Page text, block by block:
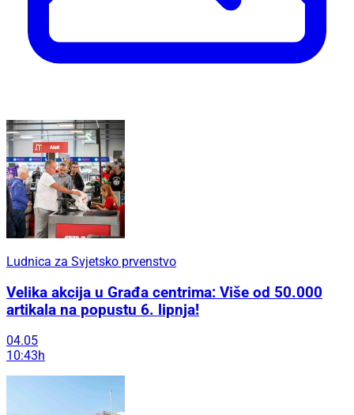
Ludnica za Svjetsko prvenstvo
Velika akcija u Građa centrima: Više od 50.000
artikala na popustu 6. lipnja!
04.05
10:43h